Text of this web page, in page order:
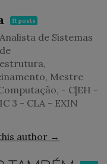
11 posts
de Sistemas
Mestre
- C|EH -
3 - CLA - EXIN
author →